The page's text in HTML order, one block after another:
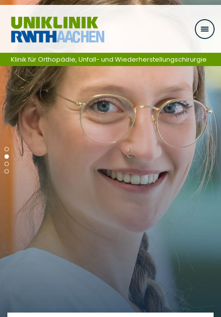
Ga naar navigatie
Klinik für Orthopädie, Unfall- und Wiederherstellungschirurgie